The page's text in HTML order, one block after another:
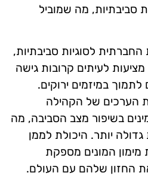
סביבתיות, מה שמוביל
לסוגיות סביבתיות,
לעיתים קרובות גישה
לתמוך במיזמים ירוקים.
הערכים של הקהילה
בשיפור מצב הסביבה, מה
יותר. היכולת לממן
מימון המונים מספקת
החזון שלהם עם העולם.